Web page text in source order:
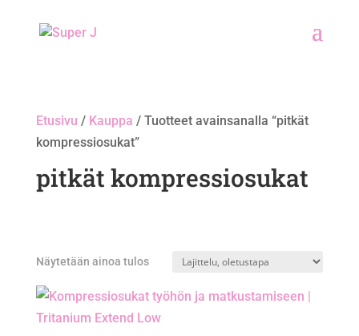
Etusivu / Kauppa / Tuotteet avainsanalla “pitkät
kompressiosukat”
pitkät kompressiosukat
Näytetään ainoa tulos